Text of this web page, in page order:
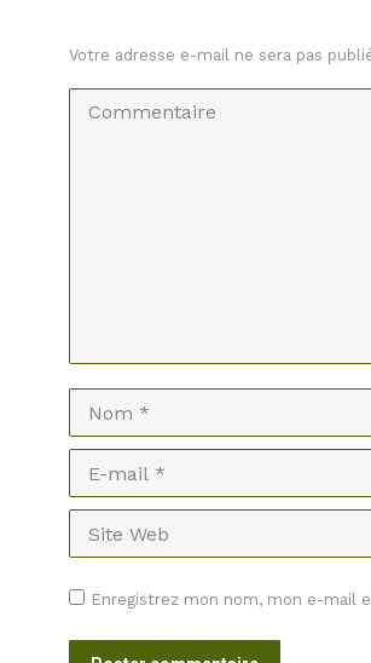
Votre adresse e-mail ne sera pas
Commentaire
Nom *
E-mail *
Site Web
Enregistrez mon nom, mon e-mail